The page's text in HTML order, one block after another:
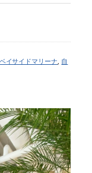
イサイドマリーナ, 自